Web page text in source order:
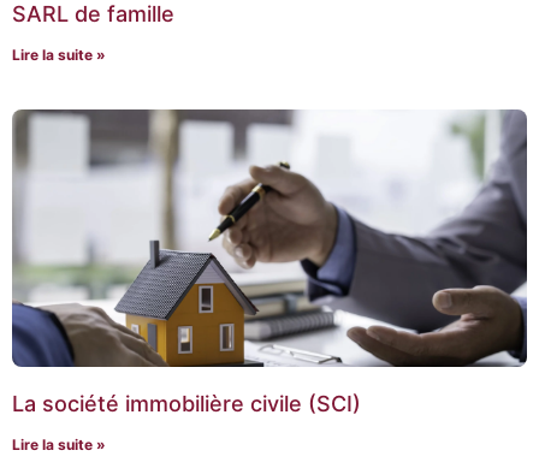
SARL de famille
Lire la suite »
La société immobilière civile (SCI)
Lire la suite »